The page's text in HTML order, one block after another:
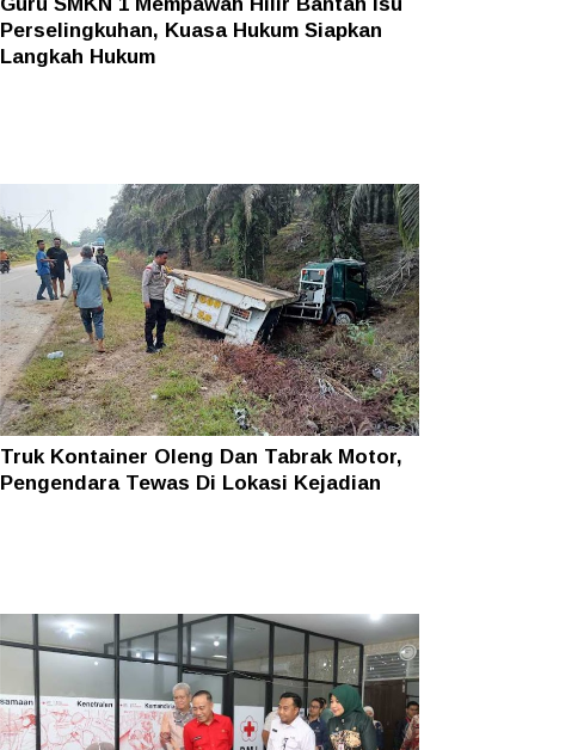
Perselingkuhan, Kuasa Hukum Siapkan
Langkah Hukum
Truk Kontainer Oleng Dan Tabrak Motor,
Pengendara Tewas Di Lokasi Kejadian